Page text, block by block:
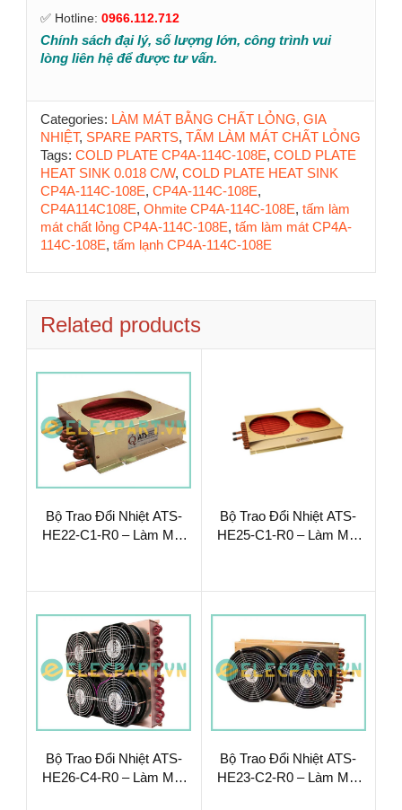
✅ Hotline: 0966.112.712
Chính sách đại lý, số lượng lớn, công trình vui
lòng liên hệ để được tư vấn.
Categories: LÀM MÁT BẰNG CHẤT LỎNG, GIA
NHIỆT, SPARE PARTS, TẤM LÀM MÁT CHẤT LỎNG
Tags: COLD PLATE CP4A-114C-108E, COLD PLATE
HEAT SINK 0.018 C/W, COLD PLATE HEAT SINK
CP4A-114C-108E, CP4A-114C-108E,
CP4A114C108E, Ohmite CP4A-114C-108E, tấm làm
mát chất lỏng CP4A-114C-108E, tấm làm mát CP4A-
114C-108E, tấm lạnh CP4A-114C-108E
Related products
Bộ Trao Đổi Nhiệt ATS-
HE22-C1-R0 – Làm Mát
Bộ Trao Đổi Nhiệt ATS-
HE25-C1-R0 – Làm Mát
Bộ Trao Đổi Nhiệt ATS-
HE26-C4-R0 – Làm Mát
Bộ Trao Đổi Nhiệt ATS-
HE23-C2-R0 – Làm Mát